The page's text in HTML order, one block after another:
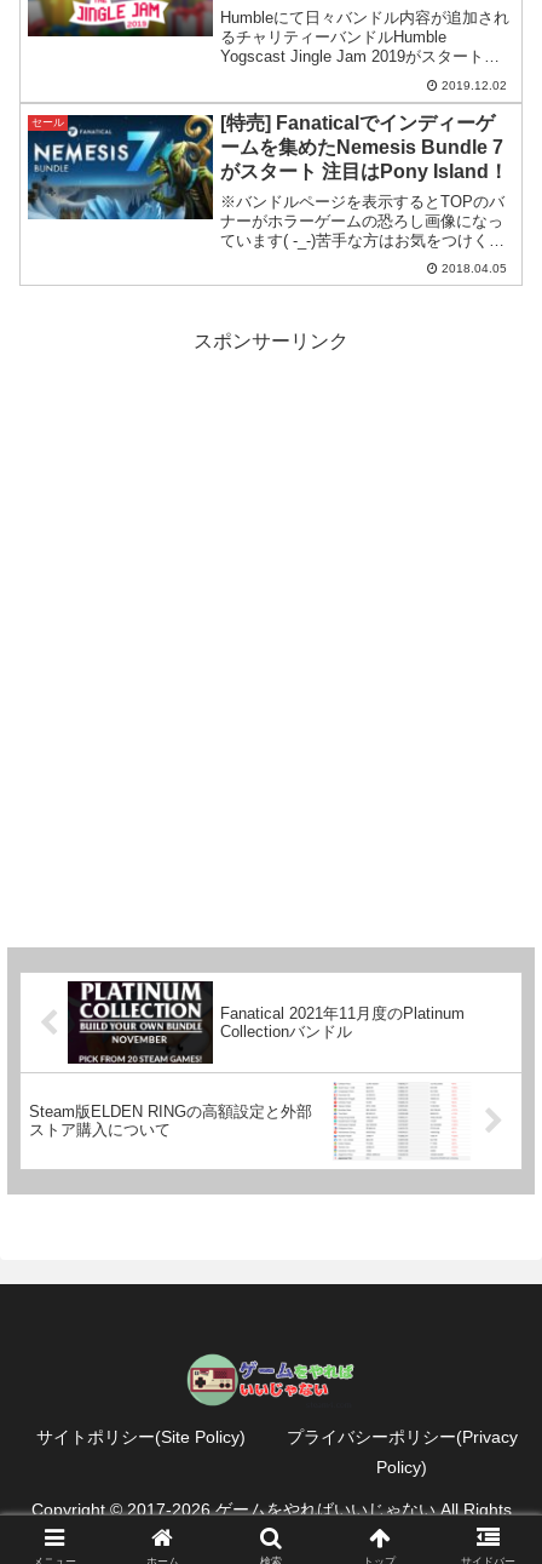
ト
Humbleにて日々バンドル内容が追加され
るチャリティーバンドルHumble
Yogscast Jingle Jam 2019がスタート。
12月20日まで段階的に内容が公開されま
2019.12.02
セール
[特売] Fanaticalでインディーゲ
ームを集めたNemesis Bundle 7
がスタート 注目はPony Island！
※バンドルページを表示するとTOPのバ
ナーがホラーゲームの恐ろし画像になっ
ています( -_-)苦手な方はお気をつけくだ
さい。Fanatical Nemesis Bundle 7 がス
タートバンドルセールがお得なFanatical
2018.04.05
スポンサーリンク
Fanatical 2021年11月度のPlatinum
Collectionバンドル
Steam版ELDEN RINGの高額設定と外部
ストア購入について
サイトポリシー(Site Policy)
プライバシーポリシー(Privacy
Policy)
Copyright © 2017-2026 ゲームをやればいいじゃない All Rights
Reserved.
メニュー ホーム 検索 トップ サイドバー